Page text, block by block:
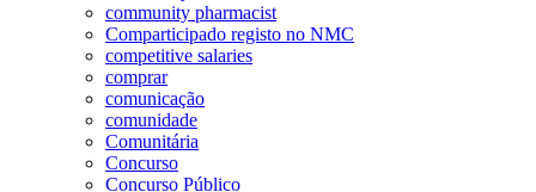
community pharmacist
Comparticipado registo no NMC
competitive salaries
comprar
comunicação
comunidade
Comunitária
Concurso
Concurso Público